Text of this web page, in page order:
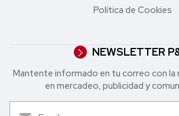
Política de Cookies
NEWSLETTER
Mantente informado en tu correo con la
en mercadeo, publicidad y